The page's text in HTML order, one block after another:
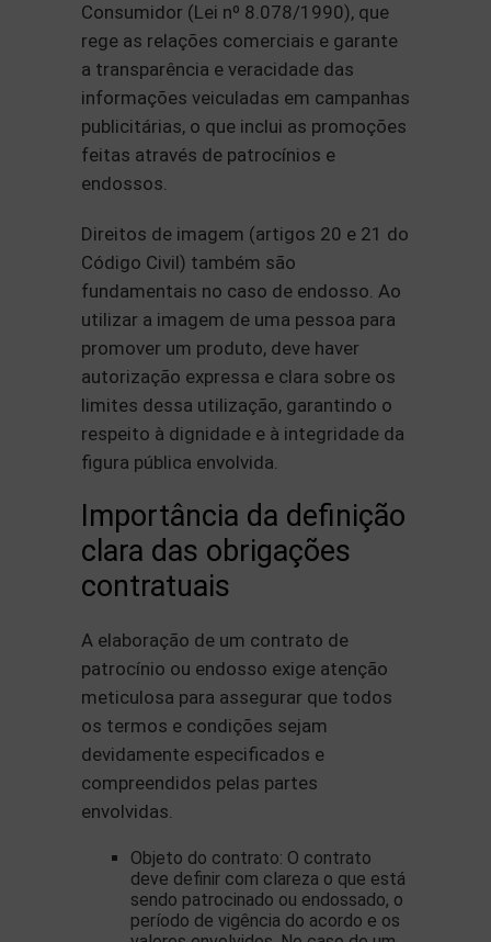
Consumidor (Lei nº 8.078/1990), que
rege as relações comerciais e garante
a transparência e veracidade das
informações veiculadas em campanhas
publicitárias, o que inclui as promoções
feitas através de patrocínios e
endossos.
Direitos de imagem (artigos 20 e 21 do
Código Civil) também são
fundamentais no caso de endosso. Ao
utilizar a imagem de uma pessoa para
promover um produto, deve haver
autorização expressa e clara sobre os
limites dessa utilização, garantindo o
respeito à dignidade e à integridade da
figura pública envolvida.
Importância da definição
clara das obrigações
contratuais
A elaboração de um contrato de
patrocínio ou endosso exige atenção
meticulosa para assegurar que todos
os termos e condições sejam
devidamente especificados e
compreendidos pelas partes
envolvidas.
Objeto do contrato: O contrato
deve definir com clareza o que está
sendo patrocinado ou endossado, o
período de vigência do acordo e os